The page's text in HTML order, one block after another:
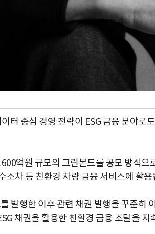
터 중심 경영 전략이 ESG 금융 분야로
억원 규모의 그린본드를 공모 방식으
차 등 친환경 차량 금융 서비스에 활용
발행한 이후 관련 채권 발행을 꾸준히
채권을 활용한 친환경 금융 조달을 지